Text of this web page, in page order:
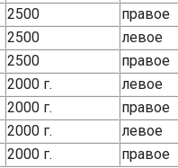
2500
правое
2500
левое
2500
правое
2000 г.
левое
2000 г.
правое
2000 г.
левое
2000 г. правое